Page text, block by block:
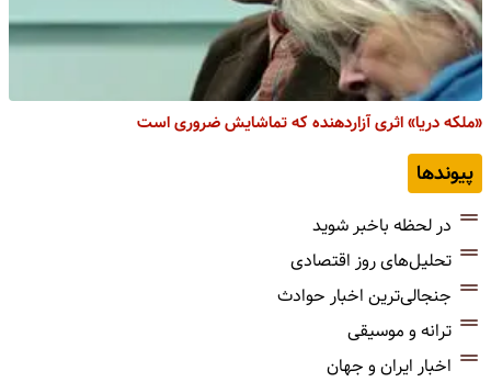
«ملکه دریا» اثری آزاردهنده که تماشایش ضروری است
پیوندها
در لحظه باخبر شوید
تحلیل‌های روز اقتصادی
جنجالی‌ترین اخبار حوادث
ترانه و موسیقی
اخبار ایران و جهان